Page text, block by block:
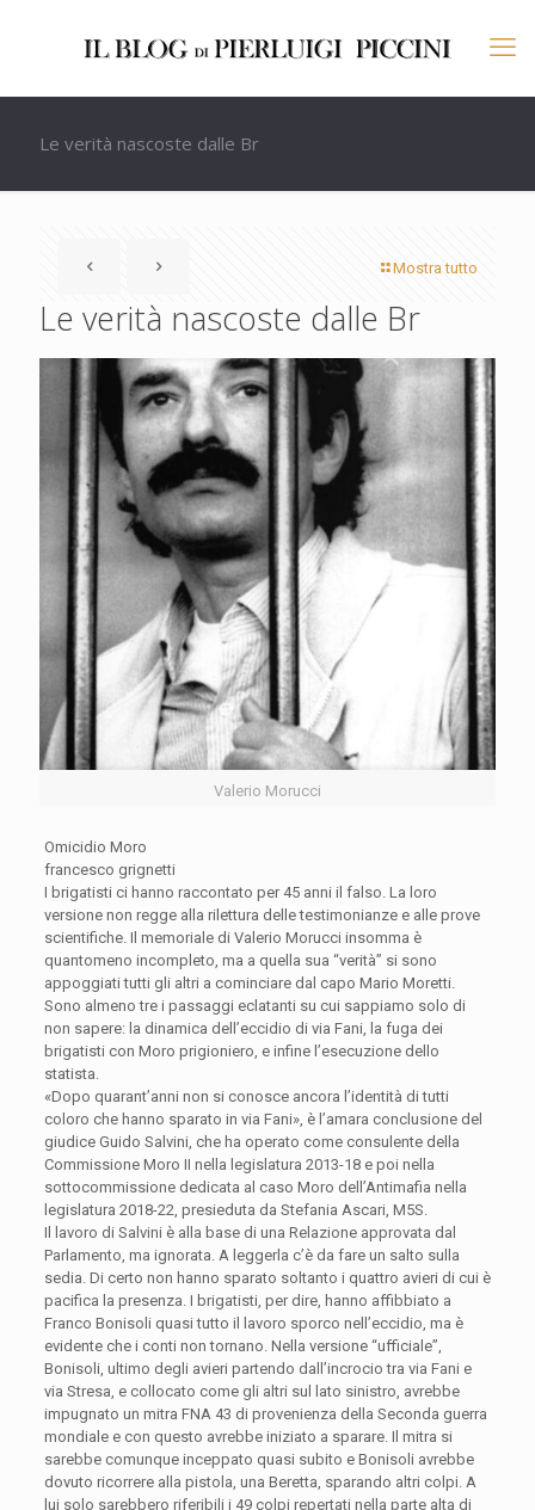
Le verità nascoste dalle Br
Mostra tutto
Le verità nascoste dalle Br
Valerio Morucci
Omicidio Moro
francesco grignetti
I brigatisti ci hanno raccontato per 45 anni il falso. La loro
versione non regge alla rilettura delle testimonianze e alle prove
scientifiche. Il memoriale di Valerio Morucci insomma è
quantomeno incompleto, ma a quella sua “verità” si sono
appoggiati tutti gli altri a cominciare dal capo Mario Moretti.
Sono almeno tre i passaggi eclatanti su cui sappiamo solo di
non sapere: la dinamica dell’eccidio di via Fani, la fuga dei
brigatisti con Moro prigioniero, e infine l’esecuzione dello
statista.
«Dopo quarant’anni non si conosce ancora l’identità di tutti
coloro che hanno sparato in via Fani», è l’amara conclusione del
giudice Guido Salvini, che ha operato come consulente della
Commissione Moro II nella legislatura 2013-18 e poi nella
sottocommissione dedicata al caso Moro dell’Antimafia nella
legislatura 2018-22, presieduta da Stefania Ascari, M5S.
Il lavoro di Salvini è alla base di una Relazione approvata dal
Parlamento, ma ignorata. A leggerla c’è da fare un salto sulla
sedia. Di certo non hanno sparato soltanto i quattro avieri di cui è
pacifica la presenza. I brigatisti, per dire, hanno affibbiato a
Franco Bonisoli quasi tutto il lavoro sporco nell’eccidio, ma è
evidente che i conti non tornano. Nella versione “ufficiale”,
Bonisoli, ultimo degli avieri partendo dall’incrocio tra via Fani e
via Stresa, e collocato come gli altri sul lato sinistro, avrebbe
impugnato un mitra FNA 43 di provenienza della Seconda guerra
mondiale e con questo avrebbe iniziato a sparare. Il mitra si
sarebbe comunque inceppato quasi subito e Bonisoli avrebbe
dovuto ricorrere alla pistola, una Beretta, sparando altri colpi. A
lui solo sarebbero riferibili i 49 colpi repertati nella parte alta di